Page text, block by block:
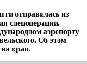
отправилась из
спецоперации.
аэропорту
Об этом
края.